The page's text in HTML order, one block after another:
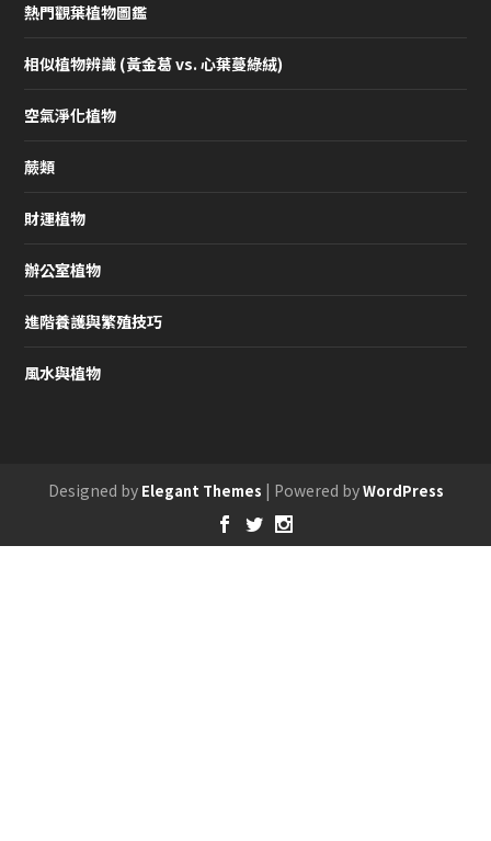
熱門觀葉植物圖鑑
相似植物辨識 (黃金葛 vs. 心葉蔓綠絨)
空氣淨化植物
蕨類
財運植物
辦公室植物
進階養護與繁殖技巧
風水與植物
Designed by Elegant Themes | Powered byWordPress